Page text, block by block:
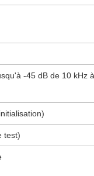
-45 dB de 10 kHz
test)